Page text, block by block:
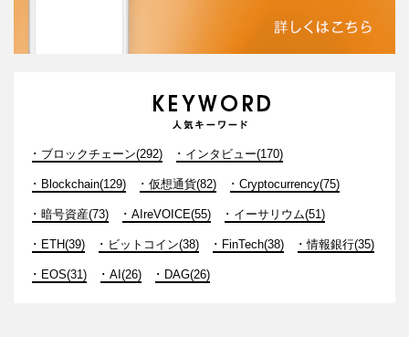
ブロックチェーン(292) インタビュー(170)
Blockchain(129) 仮想通貨(82) Cryptocurrency(75)
暗号資産(73) AIreVOICE(55) イーサリウム(51)
ETH(39) ビットコイン(38) FinTech(38) 情報銀行(35)
EOS(31) AI(26) DAG(26)